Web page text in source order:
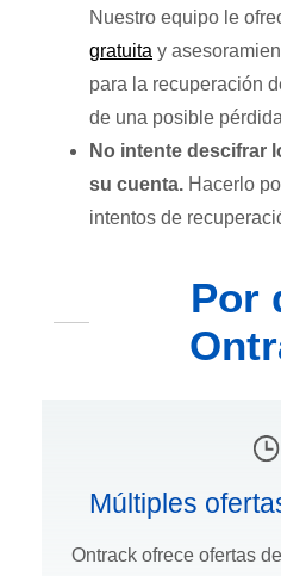
Nuestro equipo le
gratuita y
para la recuperación
de una posible
No intente descifrar
su cuenta. Hacerlo
intentos de
Por
Múltiples
Ontrack ofrece ofertas